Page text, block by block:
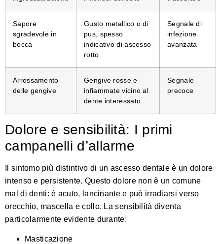
Sapore
sgradevole in
bocca
Gusto metallico o di
pus, spesso
indicativo di ascesso
rotto
Segnale di
infezione
avanzata
Arrossamento
delle gengive
Gengive rosse e
infiammate vicino al
dente interessato
Segnale
precoce
Dolore e sensibilità: I primi
campanelli d’allarme
Il sintomo più distintivo di un ascesso dentale è un dolore
intenso e persistente. Questo dolore non è un comune
mal di denti: è acuto, lancinante e può irradiarsi verso
orecchio, mascella e collo. La sensibilità diventa
particolarmente evidente durante:
Masticazione